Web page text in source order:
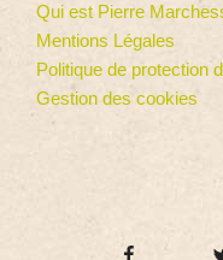
Qui est Pierre
Mentions Légales
Politique de protection
Gestion des cookies